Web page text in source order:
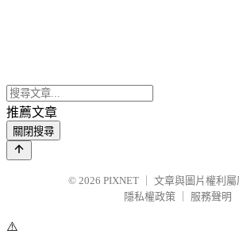
推薦文章
關閉搜尋
© 2026 PIXNET
文章與圖片權利
隱私權政策
服務聲明
⚠️